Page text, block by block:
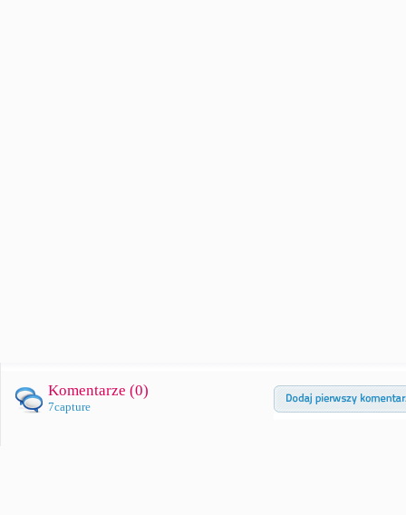
Komentarze (0)
7capture